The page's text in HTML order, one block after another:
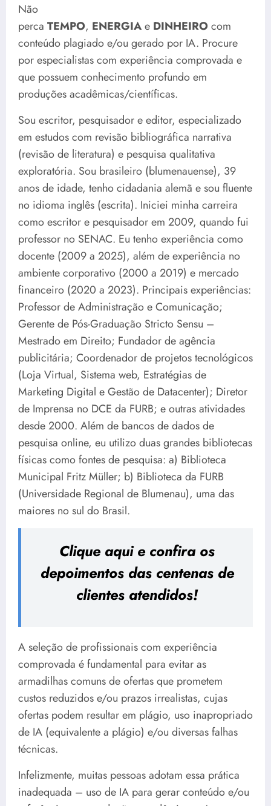
Não
perca TEMPO, ENERGIAe DINHEIROcom
conteúdo plagiado e/ou gerado por IA. Procure
por especialistas com experiência comprovada e
que possuem conhecimento profundo em
produções acadêmicas/científicas.
Sou escritor, pesquisador e editor, especializado
em estudos com revisão bibliográfica narrativa
(revisão de literatura) e pesquisa qualitativa
exploratória. Sou brasileiro (blumenauense), 39
anos de idade, tenho cidadania alemã e sou fluente
no idioma inglês (escrita). Iniciei minha carreira
como escritor e pesquisador em 2009, quando fui
professor no SENAC. Eu tenho experiência como
docente (2009 a 2025), além de experiência no
ambiente corporativo (2000 a 2019) e mercado
financeiro (2020 a 2023). Principais experiências:
Professor de Administração e Comunicação;
Gerente de Pós-Graduação Stricto Sensu –
Mestrado em Direito; Fundador de agência
publicitária; Coordenador de projetos tecnológicos
(Loja Virtual, Sistema web, Estratégias de
Marketing Digital e Gestão de Datacenter); Diretor
de Imprensa no DCE da FURB; e outras atividades
desde 2000. Além de bancos de dados de
pesquisa online, eu utilizo duas grandes bibliotecas
físicas como fontes de pesquisa: a) Biblioteca
Municipal Fritz Müller; b) Biblioteca da FURB
(Universidade Regional de Blumenau), uma das
maiores no sul do Brasil.
Clique aqui e confira os
depoimentos das centenas de
clientes atendidos!
A seleção de profissionais com experiência
comprovada é fundamental para evitar as
armadilhas comuns de ofertas que prometem
custos reduzidos e/ou prazos irrealistas, cujas
ofertas podem resultar em plágio, uso inapropriado
de IA (equivalente a plágio) e/ou diversas falhas
técnicas.
Infelizmente, muitas pessoas adotam essa prática
inadequada – uso de IA para gerar conteúdo e/ou